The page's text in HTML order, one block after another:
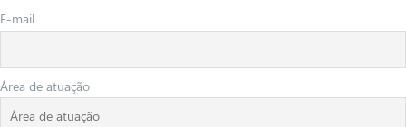
E-mail
Área de atuação